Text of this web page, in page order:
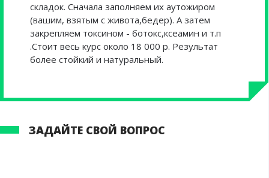
складок. Сначала заполняем их аутожиром
(вашим, взятым с живота,бедер). А затем
закрепляем токсином - ботокс,ксеамин и т.п
.Стоит весь курс около 18 000 р. Результат
более стойкий и натуральный.
ЗАДАЙТЕ СВОЙ ВОПРОС